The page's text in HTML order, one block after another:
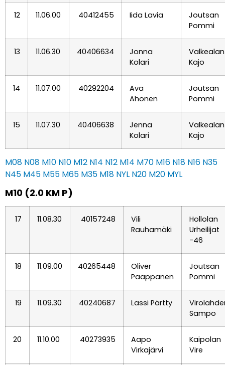
12 11.06.00 40412455 Iida Lavia
Joutsan
Pommi
13 11.06.30 40406634
Jonna
Kolari
Valkealan
Kajo
14 11.07.00 40292204
Ava
Ahonen
Joutsan
Pommi
15 11.07.30 40406638
Jenna
Kolari
Valkealan
Kajo
M08 N08 M10 N10 M12 N14 N12 M14 M70 M16 N18 N16 N35
N45 M45 M55 M65 M35 M18 NYL N20 M20 MYL
M10 (2.0 KM P)
17 11.08.30 40157248
Vili
Rauhamäki
Hollolan
Urheilijat
-46
18 11.09.00 40265448
Oliver
Paappanen
Joutsan
Pommi
19 11.09.30 40240687 Lassi Pärtty
Sampo
20 11.10.00 40273935
Aapo
Virkajärvi
Kaipolan
Vire